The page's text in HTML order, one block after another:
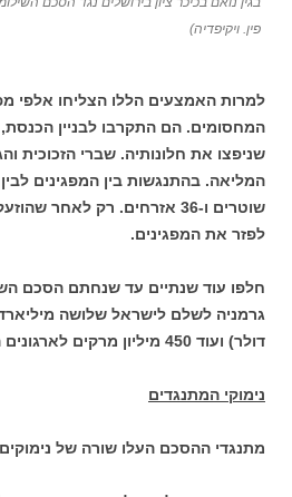
פין. ויקיפדיה)
למרות האמצעים הללו הצליחו אלפי
המחסומים. הם התקרבו לבניין
שניפצו את חלונותיה. שברי הזכוכית
שוטרים ו-36 אזרחים. רק לאחר
לפזר את המפגינים.
חלפו עוד שנתיים עד שנחתם הסכם
דולר) ועוד 450 מיליון מרקים לארגונים היהודיים.
נימוקי המתנגדים
מתנגדי ההסכם העלו שורה של